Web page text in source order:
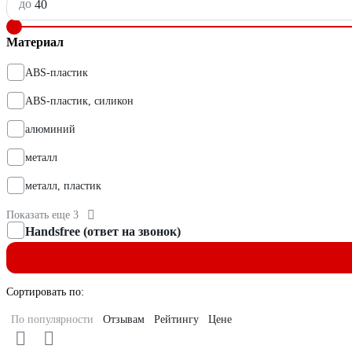
до
Материал
ABS-пластик
ABS-пластик, силикон
алюминий
металл
металл, пластик
Показать еще 3
Handsfree (ответ на звонок)
Сортировать по:
По популярности Отзывам Рейтингу Цене